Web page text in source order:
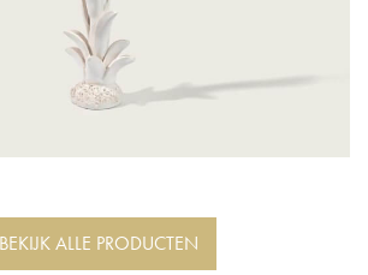
BEKIJK ALLE PRODUCTEN